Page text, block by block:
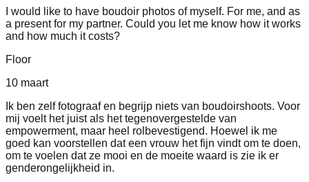
I would like to have boudoir photos of myself. For me, and as
a present for my partner. Could you let me know how it works
and how much it costs?
Floor
10 maart
Ik ben zelf fotograaf en begrijp niets van boudoirshoots. Voor
mij voelt het juist als het tegenovergestelde van
empowerment, maar heel rolbevestigend. Hoewel ik me
goed kan voorstellen dat een vrouw het fijn vindt om te doen,
om te voelen dat ze mooi en de moeite waard is zie ik er
genderongelijkheid in.